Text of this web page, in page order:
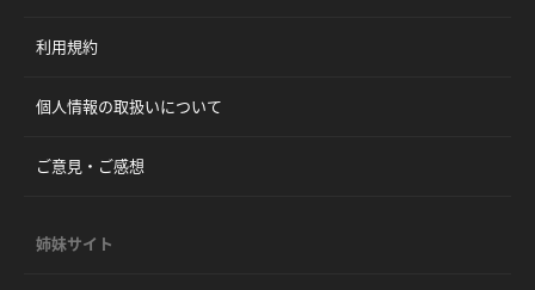
利用規約
個人情報の取扱いについて
ご意見・ご感想
姉妹サイト